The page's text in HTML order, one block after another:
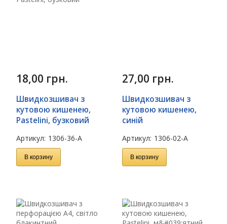
18,00 грн.
Швидкозшивач з
кутовою кишенею,
Pastelini, бузковий
Артикул: 1306-36-A
В корзину
27,00 грн.
Швидкозшивач з
кутовою кишенею,
синій
Артикул: 1306-02-A
В корзину